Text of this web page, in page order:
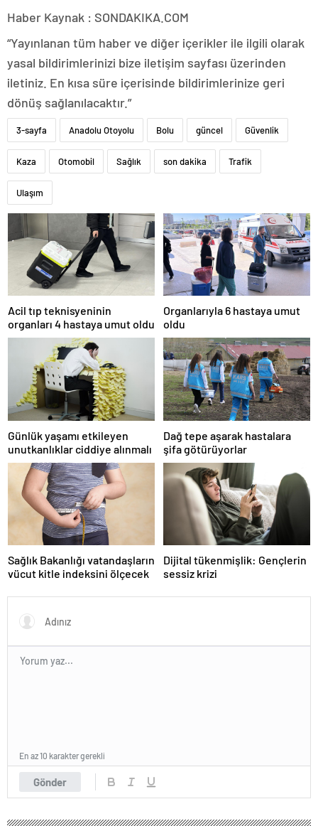
Haber Kaynak : SONDAKIKA.COM
“Yayınlanan tüm haber ve diğer içerikler ile ilgili olarak
yasal bildirimlerinizi bize iletişim sayfası üzerinden
iletiniz. En kısa süre içerisinde bildirimlerinize geri
dönüş sağlanılacaktır.”
3-sayfa Anadolu Otoyolu Bolu güncel Güvenlik
Kaza Otomobil Sağlık son dakika Trafik
Ulaşım
Acil tıp teknisyeninin
organları 4 hastaya umut oldu
Organlarıyla 6 hastaya umut
oldu
Günlük yaşamı etkileyen
unutkanlıklar ciddiye alınmalı
Dağ tepe aşarak hastalara
şifa götürüyorlar
Sağlık Bakanlığı vatandaşların
vücut kitle indeksini ölçecek
Dijital tükenmişlik: Gençlerin
sessiz krizi
Gönder
En az 10 karakter gerekli